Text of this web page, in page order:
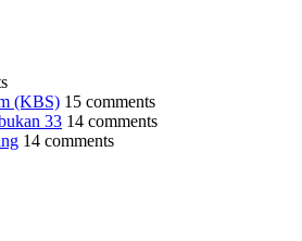
(KBS) 15 comments
33 14 comments
14 comments